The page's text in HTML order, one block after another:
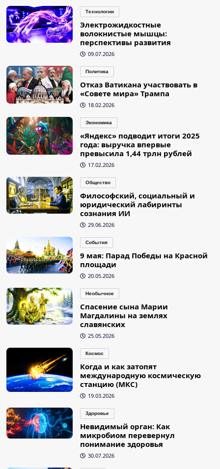
Технологии
Электрожидкостные
волокнистые мышцы:
перспективы развития
09.07.2026
Политика
Отказ Ватикана участвовать в
«Совете мира» Трампа
18.02.2026
Экономика
«Яндекс» подводит итоги 2025
года: выручка впервые
превысила 1,44 трлн рублей
17.02.2026
Общество
Философский, социальный и
юридический лабиринты
сознания ИИ
29.06.2026
События
9 мая: Парад Победы на Красной
площади
20.05.2026
Необычное
Спасение сына Марии
Магдалины на землях
славянских
25.05.2026
Космос
Когда и как затопят
международную космическую
станцию (МКС)
19.03.2026
Здоровье
Невидимый орган: Как
микробиом перевернул
понимание здоровья
30.07.2026